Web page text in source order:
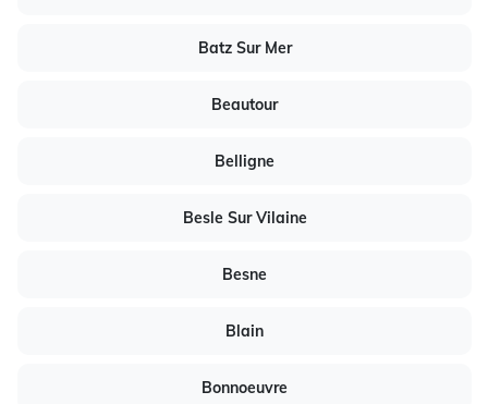
Batz Sur Mer
Beautour
Belligne
Besle Sur Vilaine
Besne
Blain
Bonnoeuvre